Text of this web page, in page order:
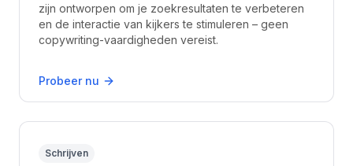
zijn ontworpen om je zoekresultaten te verbeteren
en de interactie van kijkers te stimuleren – geen
copywriting-vaardigheden vereist.
Probeer nu
Schrijven